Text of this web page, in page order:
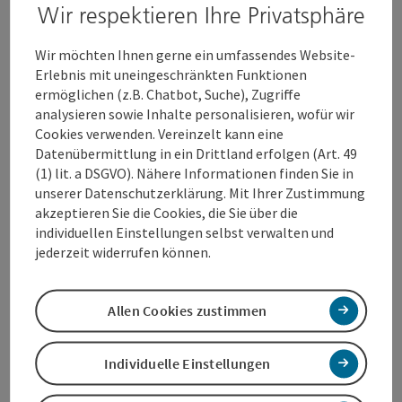
Kontakt
Öffnungszeiten
Anreise/Lage
Eignung
Barrierefreiheit
Wir respektieren Ihre Privatsphäre
Wir möchten Ihnen gerne ein umfassendes Website-
Erlebnis mit uneingeschränkten Funktionen
ermöglichen (z.B. Chatbot, Suche), Zugriffe
analysieren sowie Inhalte personalisieren, wofür wir
Cookies verwenden. Vereinzelt kann eine
Datenübermittlung in ein Drittland erfolgen (Art. 49
(1) lit. a DSGVO). Nähere Informationen finden Sie in
unserer Datenschutzerklärung. Mit Ihrer Zustimmung
akzeptieren Sie die Cookies, die Sie über die
individuellen Einstellungen selbst verwalten und
jederzeit widerrufen können.
Individuelle Einstellungen
Allen Cookies zustimmen